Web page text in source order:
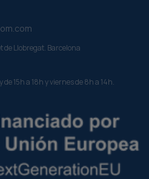
Llobregat. Barcelona
15h a 18h y viernes de 8h a 14h.